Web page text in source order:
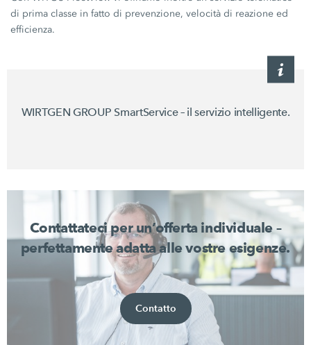
di prima classe in fatto di prevenzione, velocità di reazione ed
efficienza.
WIRTGEN GROUP SmartService – il servizio intelligente.
Contattateci per un’offerta individuale –
perfettamente adatta alle vostre esigenze.
Contatto